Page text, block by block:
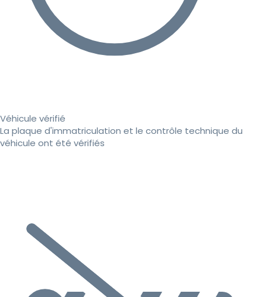
Véhicule vérifié
La plaque d'immatriculation et le contrôle technique du
véhicule ont été vérifiés